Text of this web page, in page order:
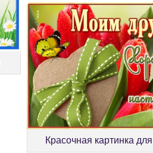
Красочная картинка